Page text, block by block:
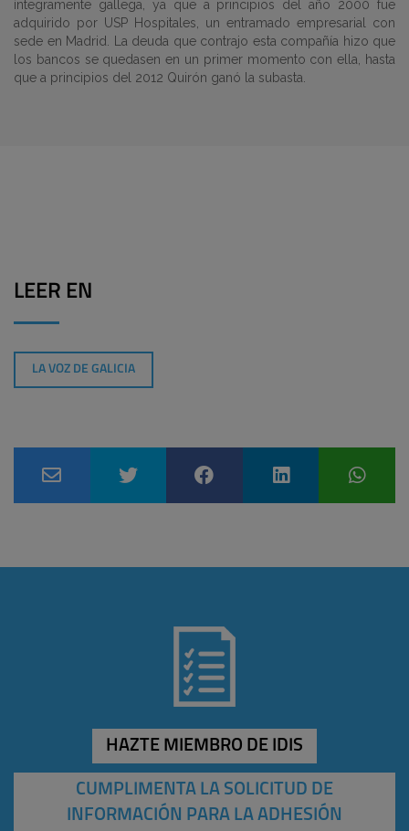
íntegramente gallega, ya que a principios del año 2000 fue
adquirido por USP Hospitales, un entramado empresarial con
sede en Madrid. La deuda que contrajo esta compañía hizo que
los bancos se quedasen en un primer momento con ella, hasta
que a principios del 2012 Quirón ganó la subasta.
LEER EN
LA VOZ DE GALICIA
HAZTE MIEMBRO DE IDIS
CUMPLIMENTA LA SOLICITUD DE
INFORMACIÓN PARA LA ADHESIÓN